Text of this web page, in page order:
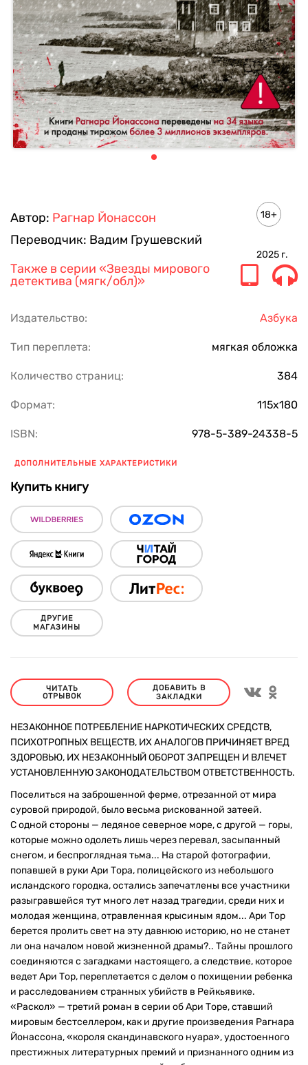
Автор: Рагнар Йонассон
Переводчик: Вадим Грушевский
18+
2025 г.
Также в серии «Звезды мирового
детектива (мягк/обл)»
Издательство: Азбука
Тип переплета: мягкая обложка
Количество страниц: 384
Формат: 115х180
ISBN: 978-5-389-24338-5
ДОПОЛНИТЕЛЬНЫЕ ХАРАКТЕРИСТИКИ
Купить книгу
ДРУГИЕ
МАГАЗИНЫ
ЧИТАТЬ
ОТРЫВОК
ДОБАВИТЬ В
ЗАКЛАДКИ
НЕЗАКОННОЕ ПОТРЕБЛЕНИЕ НАРКОТИЧЕСКИХ СРЕДСТВ,
ПСИХОТРОПНЫХ ВЕЩЕСТВ, ИХ АНАЛОГОВ ПРИЧИНЯЕТ ВРЕД
ЗДОРОВЬЮ, ИХ НЕЗАКОННЫЙ ОБОРОТ ЗАПРЕЩЕН И ВЛЕЧЕТ
УСТАНОВЛЕННУЮ ЗАКОНОДАТЕЛЬСТВОМ ОТВЕТСТВЕННОСТЬ.
Поселиться на заброшенной ферме, отрезанной от мира
суровой природой, было весьма рискованной затеей.
С одной стороны — ледяное северное море, с другой — горы,
которые можно одолеть лишь через перевал, засыпанный
снегом, и беспроглядная тьма... На старой фотографии,
попавшей в руки Ари Тора, полицейского из небольшого
исландского городка, остались запечатлены все участники
разыгравшейся тут много лет назад трагедии, среди них и
молодая женщина, отравленная крысиным ядом... Ари Тор
берется пролить свет на эту давнюю историю, но не станет
ли она началом новой жизненной драмы?.. Тайны прошлого
соединяются с загадками настоящего, а следствие, которое
ведет Ари Тор, переплетается с делом о похищении ребенка
и расследованием странных убийств в Рейкьявике.
«Раскол» — третий роман в серии об Ари Торе, ставший
мировым бестселлером, как и другие произведения Рагнара
Йонассона, «короля скандинавского нуара», удостоенного
престижных литературных премий и признанного одним из